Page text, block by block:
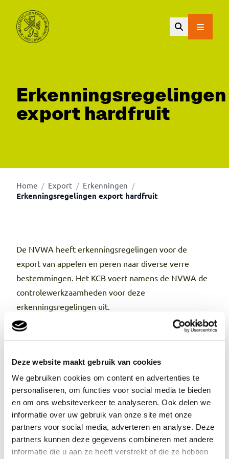
Deze website maakt gebruik van cookies
We gebruiken cookies om content en advertenties te
personaliseren, om functies voor social media te bieden
en om ons websiteverkeer te analyseren. Ook delen we
informatie over uw gebruik van onze site met onze
partners voor social media, adverteren en analyse. Deze
partners kunnen deze gegevens combineren met andere
informatie die u aan ze heeft verstrekt of die ze hebben
Erkenningsregelingen
export hardfruit
Home / Export / Erkenningen /
Erkenningsregelingen export hardfruit
De NVWA heeft erkenningsregelingen voor de
export van appelen en peren naar diverse verre
bestemmingen. Het KCB voert namens de NVWA de
controlewerkzaamheden voor deze
erkenningsregelingen uit.
Bent u geïnteresseerd in deelname aan de
erkenningsregelingen export hardfruit 2025 Mail dan
De NVWA-erkenningsregelingen, de bijbehorende
landspecifieke informatie en het aanmeldformulier
zijn te krijgen via het KCB. Stuur hiervoor een
verzoek naarhardfruit@kcb.nl. Geef daarbij aan of
het gaat om de erkenningsregeling voor appelen
en/of voor peren. Dan helpen wij u verder.